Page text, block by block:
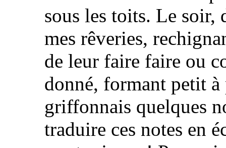
sous les toits. Le soir,
mes rêveries,
de leur faire faire ou
donné, formant petit à
griffonnais quelques
traduire ces notes en